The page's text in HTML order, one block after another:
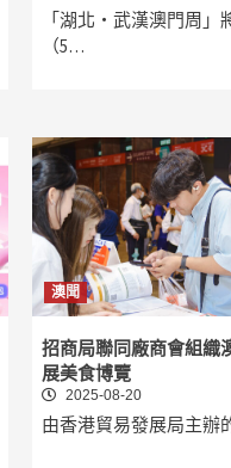
「湖北‧武漢澳門周」
（5…
澳聞
招商局聯同廠商會組織
展美食博覽
2025-08-20
由香港貿易發展局主辦